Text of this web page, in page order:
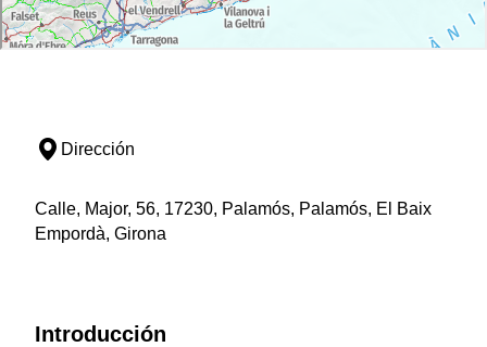
Dirección
Calle, Major, 56, 17230, Palamós, Palamós, El Baix
Empordà, Girona
Introducción